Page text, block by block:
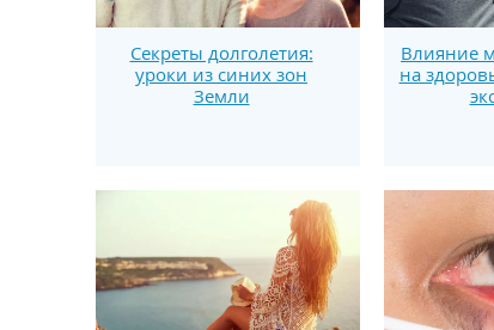
Секреты долголетия:
уроки из синих зон
Земли
Влияние
на